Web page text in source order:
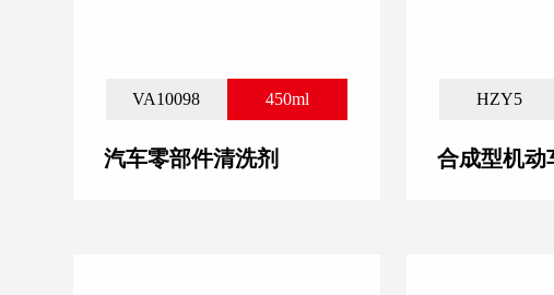
VA10098 450ml
汽车零部件清洗剂
HZY5